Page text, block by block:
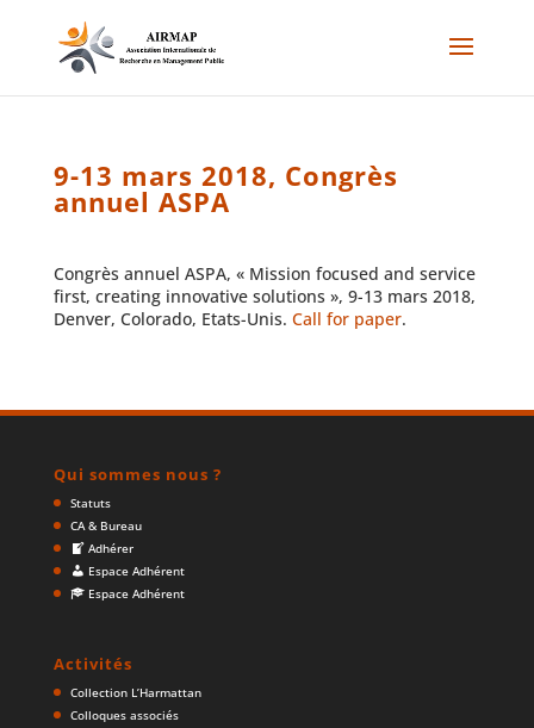
9-13 mars 2018, Congrès
annuel ASPA
Congrès annuel ASPA, « Mission focused and service
first, creating innovative solutions », 9-13 mars 2018,
Denver, Colorado, Etats-Unis. Call for paper.
Qui sommes nous ?
Statuts
CA & Bureau
Adhérer
Espace Adhérent
Espace Adhérent
Activités
Collection L’Harmattan
Colloques associés